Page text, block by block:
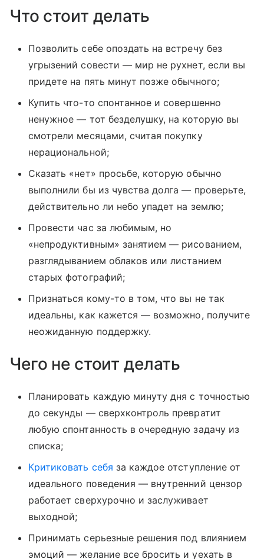
Что стоит делать
Позволить себе опоздать на встречу без
угрызений совести — мир не рухнет, если вы
придете на пять минут позже обычного;
Купить что-то спонтанное и совершенно
ненужное — тот безделушку, на которую вы
смотрели месяцами, считая покупку
нерациональной;
Сказать «нет» просьбе, которую обычно
выполнили бы из чувства долга — проверьте,
действительно ли небо упадет на землю;
Провести час за любимым, но
«непродуктивным» занятием — рисованием,
разглядыванием облаков или листанием
старых фотографий;
Признаться кому-то в том, что вы не так
идеальны, как кажется — возможно, получите
неожиданную поддержку.
Чего не стоит делать
Планировать каждую минуту дня с точностью
до секунды — сверхконтроль превратит
любую спонтанность в очередную задачу из
списка;
Критиковать себя за каждое отступление от
идеального поведения — внутренний цензор
работает сверхурочно и заслуживает
выходной;
Принимать серьезные решения под влиянием
эмоций — желание все бросить и уехать в